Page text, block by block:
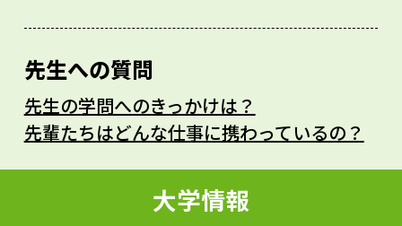
ぶために留学した先で環境磁気学に出会
い、今やそれが専門です。環境磁気学では
大気のことも扱うので、巡り巡って気象学
なたも、できるだけ幅広い興味を持って学
先生への質問
先生の学問へのきっかけは？
先輩たちはどんな仕事に携わっているの？
大学情報